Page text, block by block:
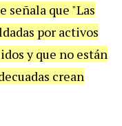
señala que "Las
por activos
y que no están
crean